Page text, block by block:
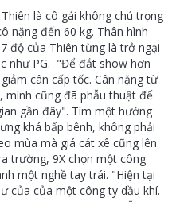
là cô gái không chú trọng
nặng đến 60 kg. Thân hình
độ của Thiên từng là trở ngại
như PG. "Để đắt show hơn
cân cấp tốc. Cân nặng từ
mình cũng đã phẫu thuật để
gần đây". Tìm một hướng
khá bấp bênh, không phải
mùa mà giá cát xê cũng lên
trường, 9X chọn một công
một nghề tay trái. "Hiện tại
của của một công ty dầu khí.